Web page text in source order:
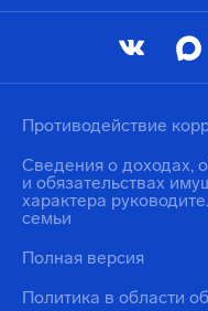
Политика в области
Противодействие
Сведения о доходах,
и обязательствах
характера
семьи
Полная версия